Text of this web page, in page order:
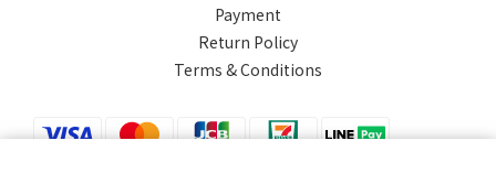
Payment
Return Policy
Terms & Conditions